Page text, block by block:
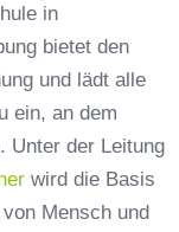
in
bietet den
und lädt alle
ein, an dem
Unter der Leitung
wird die Basis
Mensch und